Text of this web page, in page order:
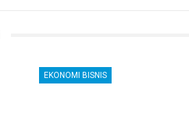
EKONOMI BISNIS